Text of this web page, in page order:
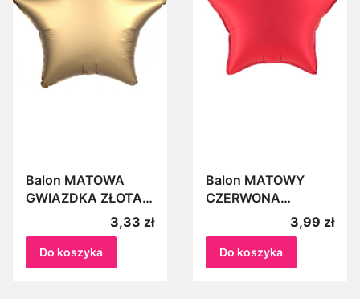
Balon MATOWA
GWIAZDKA ZŁOTA
ok. 45cm Gwiazda
Balony foliowe na
hel, powietrze
Cena
3,33 zł
Do koszyka
Balon MATOWY
CZERWONA
ok.45cm wesele,
ślub, wesele,
zaręczyny,
Cena
3,99 zł
Do koszyka